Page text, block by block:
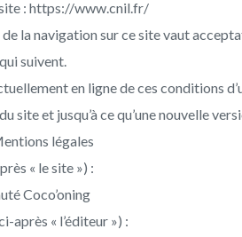
: https://www.cnil.fr/
la navigation sur ce site vaut
suivent.
en ligne de ces conditions
site et jusqu’à ce qu’une nouvelle
légales
« le site ») :
Coco’oning
après « l’éditeur ») :